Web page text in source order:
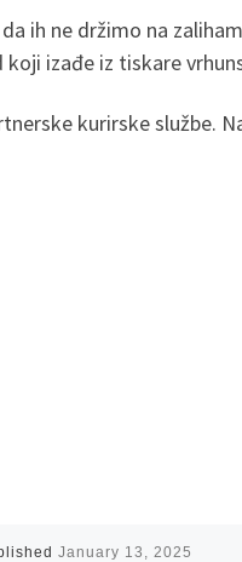
ih ne držimo na
izađe iz tiskare
kurirske službe.
January 13, 2025